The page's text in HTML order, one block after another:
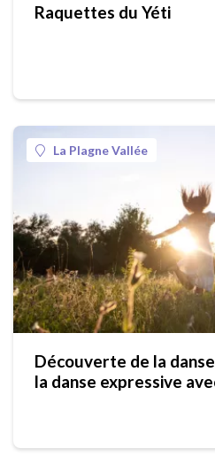
Raquettes du Yéti
La Plagne Vallée
Découverte de la
la danse expressive